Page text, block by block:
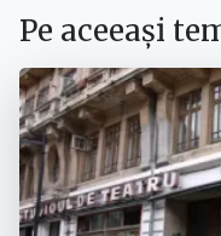
Pe aceeași